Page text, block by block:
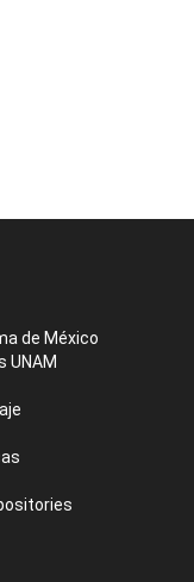
de México
UNAM